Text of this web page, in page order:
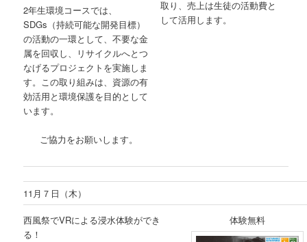
2年生環境コースでは、
SDGs（持続可能な開発目標）
の活動の一環として、不要な金
属を回収し、リサイクルへとつ
なげるプロジェクトを実施しま
す。この取り組みは、資源の有
効活用と環境保護を目的として
います。
ご協力をお願いします。
取り、売上は生徒の活動費と
して活用します。
11月７日（木）
西風祭でVRによる浸水体験ができ
る！
体験無料